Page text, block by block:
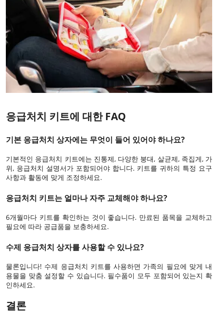
응급처치 키트에 대한 FAQ
기본 응급처치 상자에는 무엇이 들어 있어야 하나요?
기본적인 응급처치 키트에는 진통제, 다양한 붕대, 살균제, 족집게, 가
위, 응급처치 설명서가 포함되어야 합니다. 키트를 귀하의 특정 요구
사항과 활동에 맞게 조정하세요.
응급처치 키트는 얼마나 자주 교체해야 하나요?
6개월마다 키트를 확인하는 것이 좋습니다. 만료된 품목을 교체하고
필요에 따라 공급품을 보충하세요.
수제 응급처치 상자를 사용할 수 있나요?
물론입니다! 수제 응급처치 키트를 사용하면 가족의 필요에 맞게 내
용물을 맞춤 설정할 수 있습니다. 필수품이 모두 포함되어 있는지 확
인하세요.
결론